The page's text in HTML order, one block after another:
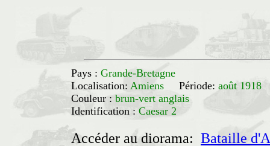
Pays : Grande-Bretagne
Localisation: Amiens Période: août 1918
Couleur : brun-vert anglais
Identification : Caesar 2
Accéder au diorama: Bataille